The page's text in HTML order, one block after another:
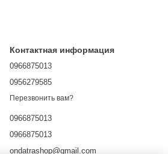
Контактная информация
0966875013
0956279585
Перезвонить вам?
0966875013
0966875013
ondatrashop@gmail.com